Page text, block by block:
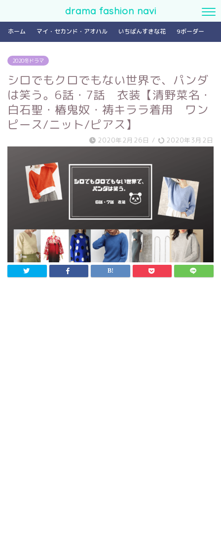
drama fashion navi
ホーム マイ・セカンド・アオハル いちばんすきな花 9ボーダー
2020冬ドラマ
シロでもクロでもない世界で、パンダ
は笑う。6話・7話 衣装【清野菜名・
白石聖・椿鬼奴・祷キララ着用 ワン
ピース/ニット/ピアス】
2020年2月26日 / 2020年3月2日